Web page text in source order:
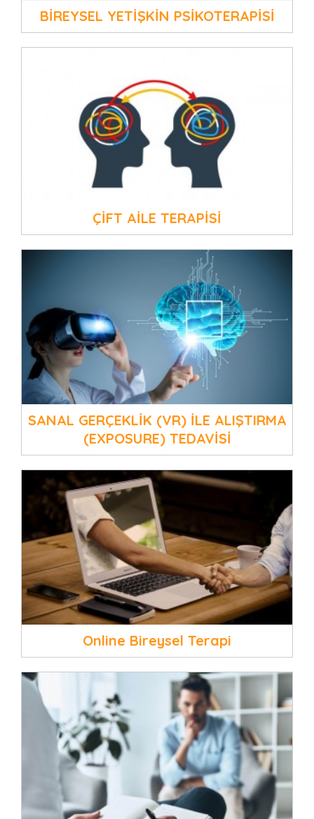
BİREYSEL YETİŞKİN PSİKOTERAPİSİ
ÇİFT AİLE TERAPİSİ
SANAL GERÇEKLİK (VR) İLE ALIŞTIRMA
(EXPOSURE) TEDAVİSİ
Online Bireysel Terapi